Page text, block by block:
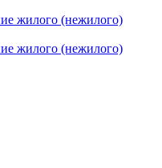
жилого (нежилого)
жилого (нежилого)